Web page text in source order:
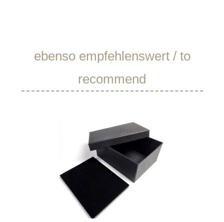
Produktgalerie überspringen
ebenso empfehlenswert / to
recommend